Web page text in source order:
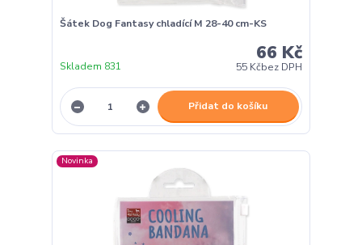
Šátek Dog Fantasy chladící M 28-40 cm-KS
66 Kč
55 Kčbez DPH
Skladem 831
Přidat do košíku
Novinka